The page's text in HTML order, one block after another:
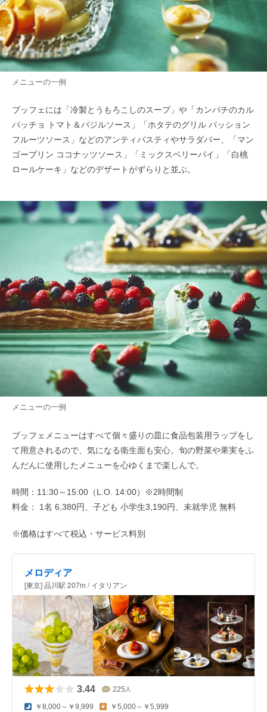
メニューの一例
ブッフェには「冷製とうもろこしのスープ」や「カンパチのカル
パッチョ トマト＆バジルソース」「ホタテのグリル パッション
フルーツソース」などのアンティパスティやサラダバー、「マン
ゴープリン ココナッツソース」「ミックスベリーパイ」「白桃
ロールケーキ」などのデザートがずらりと並ぶ。
メニューの一例
ブッフェメニューはすべて個々盛りの皿に食品包装用ラップをし
て用意されるので、気になる衛生面も安心。旬の野菜や果実をふ
んだんに使用したメニューを心ゆくまで楽しんで。
時間：11:30～15:00（L.O. 14:00）※2時間制
料金： 1名 6,380円、子ども 小学生3,190円、未就学児 無料
※価格はすべて税込・サービス料別
メロディア
[東京] 品川駅 207m / イタリアン
3.44 225 人
￥8,000～￥9,999 ￥5,000～￥5,999